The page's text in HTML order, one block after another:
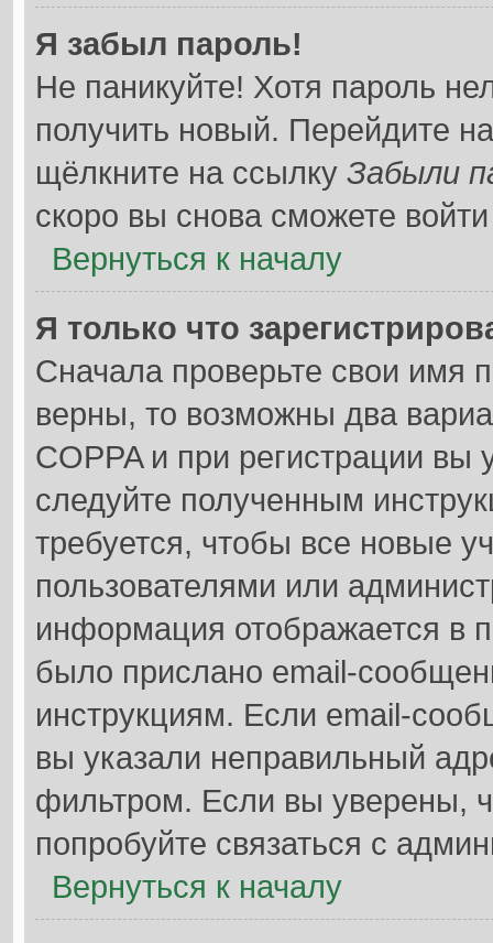
Я забыл пароль!
Не паникуйте! Хотя пароль
получить новый. Перейдите
щёлкните на ссылку Забыли
скоро вы снова сможете
Вернуться к началу
Я только что
Сначала проверьте свои имя
верны, то возможны два
COPPA и при регистрации вы
следуйте полученным
требуется, чтобы все новые
пользователями или
информация отображается в
было прислано email-
инструкциям. Если email-
вы указали неправильный
фильтром. Если вы уверены,
попробуйте связаться с
Вернуться к началу